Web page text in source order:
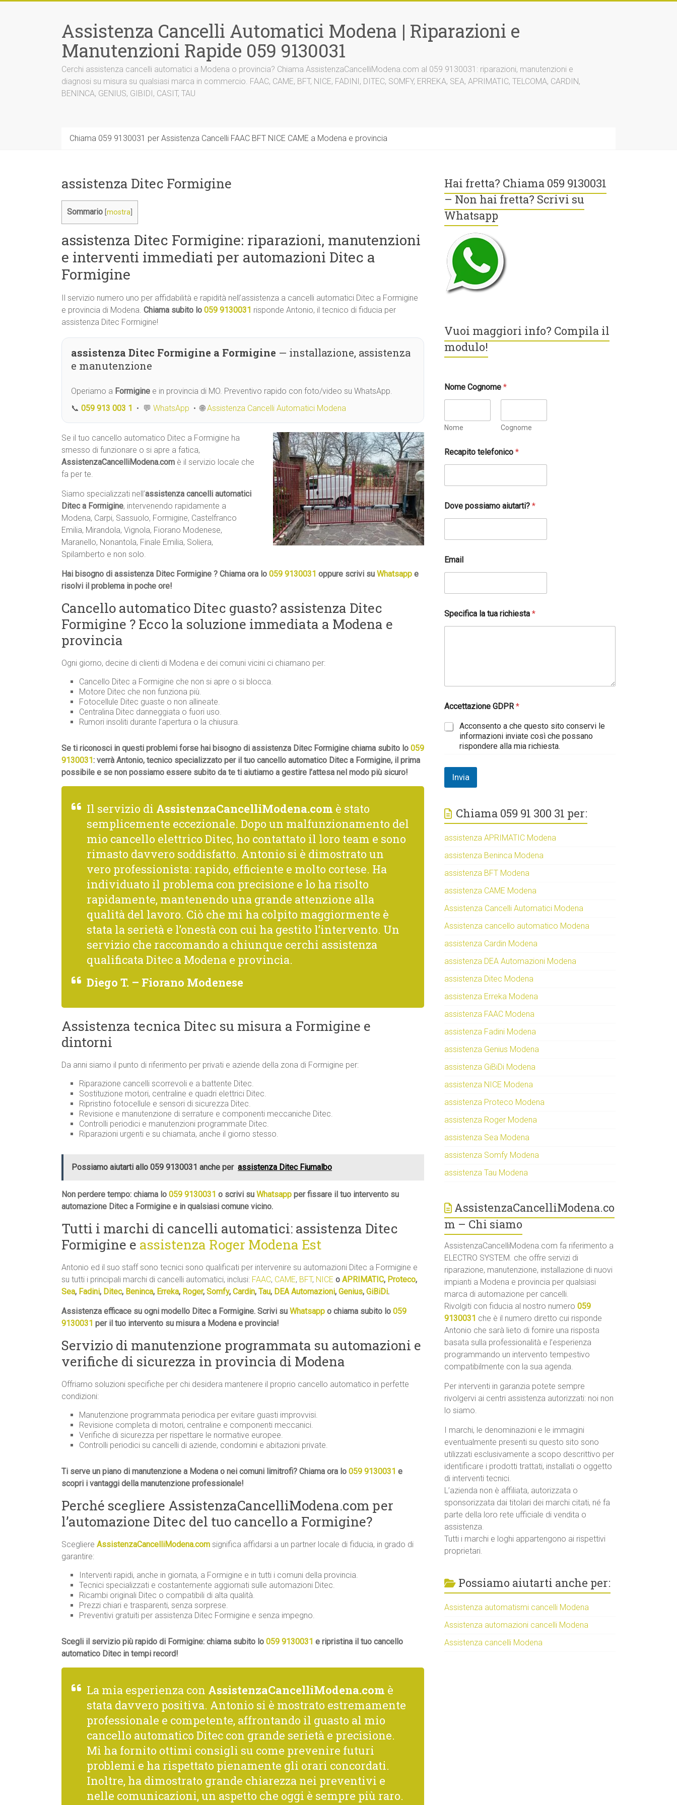
Assistenza Cancelli Automatici Modena | Riparazioni e
Manutenzioni Rapide 059 9130031
Cerchi assistenza cancelli automatici a Modena o provincia? Chiama AssistenzaCancelliModena.com al 059 9130031: riparazioni, manutenzioni e
diagnosi su misura su qualsiasi marca in commercio. FAAC, CAME, BFT, NICE, FADINI, DITEC, SOMFY, ERREKA, SEA, APRIMATIC, TELCOMA, CARDIN,
BENINCA, GENIUS, GIBIDI, CASIT, TAU
Chiama 059 9130031 per Assistenza Cancelli FAAC BFT NICE CAME a Modena e provincia
assistenza Ditec Formigine
Sommario mostra
assistenza Ditec Formigine: riparazioni, manutenzioni
e interventi immediati per automazioni Ditec a
Formigine
Il servizio numero uno per affidabilità e rapidità nell’assistenza a cancelli automatici Ditec a Formigine
e provincia di Modena. Chiama subito lo 059 9130031 risponde Antonio, il tecnico di fiducia per
assistenza Ditec Formigine!
assistenza Ditec Formigine a Formigine — installazione, assistenza
e manutenzione
Operiamo a Formigine e in provincia di MO. Preventivo rapido con foto/video su WhatsApp.
📞 059 913 003 1 • 💬 WhatsApp • 🌐Assistenza Cancelli Automatici Modena
Se il tuo cancello automatico Ditec a Formigine ha
smesso di funzionare o si apre a fatica,
AssistenzaCancelliModena.com è il servizio locale che
fa per te.
Siamo specializzati nell’assistenza cancelli automatici
Ditec a Formigine, intervenendo rapidamente a
Modena, Carpi, Sassuolo, Formigine, Castelfranco
Emilia, Mirandola, Vignola, Fiorano Modenese,
Maranello, Nonantola, Finale Emilia, Soliera,
Spilamberto e non solo.
Hai bisogno di assistenza Ditec Formigine ? Chiama ora lo 059 9130031 oppure scrivi su Whatsapp e
risolvi il problema in poche ore!
Cancello automatico Ditec guasto? assistenza Ditec
Formigine ? Ecco la soluzione immediata a Modena e
provincia
Ogni giorno, decine di clienti di Modena e dei comuni vicini ci chiamano per:
Cancello Ditec a Formigine che non si apre o si blocca.
Motore Ditec che non funziona più.
Fotocellule Ditec guaste o non allineate.
Centralina Ditec danneggiata o fuori uso.
Rumori insoliti durante l’apertura o la chiusura.
Se ti riconosci in questi problemi forse hai bisogno di assistenza Ditec Formigine chiama subito lo 059
9130031 : verrà Antonio, tecnico specializzato per il tuo cancello automatico Ditec a Formigine, il prima
possibile e se non possiamo essere subito da te ti aiutiamo a gestire l’attesa nel modo più sicuro!
Il servizio di AssistenzaCancelliModena.com è stato
semplicemente eccezionale. Dopo un malfunzionamento del
mio cancello elettrico Ditec, ho contattato il loro team e sono
rimasto davvero soddisfatto. Antonio si è dimostrato un
vero professionista: rapido, efficiente e molto cortese. Ha
individuato il problema con precisione e lo ha risolto
rapidamente, mantenendo una grande attenzione alla
qualità del lavoro. Ciò che mi ha colpito maggiormente è
stata la serietà e l’onestà con cui ha gestito l’intervento. Un
servizio che raccomando a chiunque cerchi assistenza
qualificata Ditec a Modena e provincia.
Diego T. – Fiorano Modenese
Assistenza tecnica Ditec su misura a Formigine e
dintorni
Da anni siamo il punto di riferimento per privati e aziende della zona di Formigine per:
Riparazione cancelli scorrevoli e a battente Ditec.
Sostituzione motori, centraline e quadri elettrici Ditec.
Ripristino fotocellule e sensori di sicurezza Ditec.
Revisione e manutenzione di serrature e componenti meccaniche Ditec.
Controlli periodici e manutenzioni programmate Ditec.
Riparazioni urgenti e su chiamata, anche il giorno stesso.
Possiamo aiutarti allo 059 9130031 anche per assistenza Ditec Fiumalbo
Non perdere tempo: chiama lo 059 9130031 o scrivi su Whatsapp per fissare il tuo intervento su
automazione Ditec a Formigine e in qualsiasi comune vicino.
Tutti i marchi di cancelli automatici: assistenza Ditec
Formigine e assistenza Roger Modena Est
Antonio ed il suo staff sono tecnici sono qualificati per intervenire su automazioni Ditec a Formigine e
su tutti i principali marchi di cancelli automatici, inclusi: FAAC, CAME, BFT, NICE o APRIMATIC, Proteco,
Sea, Fadini, Ditec, Beninca, Erreka, Roger, Somfy, Cardin, Tau, DEA Automazioni, Genius, GiBiDi.
Assistenza efficace su ogni modello Ditec a Formigine. Scrivi su Whatsapp o chiama subito lo 059
9130031 per il tuo intervento su misura a Modena e provincia!
Servizio di manutenzione programmata su automazioni e
verifiche di sicurezza in provincia di Modena
Offriamo soluzioni specifiche per chi desidera mantenere il proprio cancello automatico in perfette
condizioni:
Manutenzione programmata periodica per evitare guasti improvvisi.
Revisione completa di motori, centraline e componenti meccanici.
Verifiche di sicurezza per rispettare le normative europee.
Controlli periodici su cancelli di aziende, condomini e abitazioni private.
Ti serve un piano di manutenzione a Modena o nei comuni limitrofi? Chiama ora lo 059 9130031 e
scopri i vantaggi della manutenzione professionale!
Perché scegliere AssistenzaCancelliModena.com per
l’automazione Ditec del tuo cancello a Formigine?
Scegliere AssistenzaCancelliModena.com significa affidarsi a un partner locale di fiducia, in grado di
garantire:
Interventi rapidi, anche in giornata, a Formigine e in tutti i comuni della provincia.
Tecnici specializzati e costantemente aggiornati sulle automazioni Ditec.
Ricambi originali Ditec o compatibili di alta qualità.
Prezzi chiari e trasparenti, senza sorprese.
Preventivi gratuiti per assistenza Ditec Formigine e senza impegno.
Scegli il servizio più rapido di Formigine: chiama subito lo 059 9130031 e ripristina il tuo cancello
automatico Ditec in tempi record!
La mia esperienza con AssistenzaCancelliModena.com è
stata davvero positiva. Antonio si è mostrato estremamente
professionale e competente, affrontando il guasto al mio
cancello automatico Ditec con grande serietà e precisione.
Mi ha fornito ottimi consigli su come prevenire futuri
problemi e ha rispettato pienamente gli orari concordati.
Inoltre, ha dimostrato grande chiarezza nei preventivi e
nelle comunicazioni, un aspetto che oggi è sempre più raro.
Hai fretta? Chiama 059 9130031
– Non hai fretta? Scrivi su
Whatsapp
Vuoi maggiori info? Compila il
modulo!
Nome Cognome*
Nome Cognome
Recapito telefonico*
a
a
u
a
r
t
?
Dove possiamo aiutarti?*
Email
Specifica la tua richiesta*
Accettazione GDPR*
Acconsento a che questo sito conservi le
informazioni inviate così che possano
rispondere alla mia richiesta.
Invia
Chiama 059 91 300 31 per:
assistenza APRIMATIC Modena
assistenza Beninca Modena
assistenza BFT Modena
assistenza CAME Modena
Assistenza Cancelli Automatici Modena
Assistenza cancello automatico Modena
assistenza Cardin Modena
assistenza DEA Automazioni Modena
assistenza Ditec Modena
assistenza Erreka Modena
assistenza FAAC Modena
assistenza Fadini Modena
assistenza Genius Modena
assistenza GiBiDi Modena
assistenza NICE Modena
assistenza Proteco Modena
assistenza Roger Modena
assistenza Sea Modena
assistenza Somfy Modena
assistenza Tau Modena
AssistenzaCancelliModena.co
m – Chi siamo
AssistenzaCancelliModena.com fa riferimento a
ELECTRO SYSTEM. che offre servizi di
riparazione, manutenzione, installazione di nuovi
impianti a Modena e provincia per qualsiasi
marca di automazione per cancelli.
Rivolgiti con fiducia al nostro numero059
9130031 che è il numero diretto cui risponde
Antonio che sarà lieto di fornire una risposta
basata sulla professionalità e l’esperienza
programmando un intervento tempestivo
compatibilmente con la sua agenda.
Per interventi in garanzia potete sempre
rivolgervi ai centri assistenza autorizzati: noi non
lo siamo.
I marchi, le denominazioni e le immagini
eventualmente presenti su questo sito sono
utilizzati esclusivamente a scopo descrittivo per
identificare i prodotti trattati, installati o oggetto
di interventi tecnici.
L’azienda non è affiliata, autorizzata o
sponsorizzata dai titolari dei marchi citati, né fa
parte della loro rete ufficiale di vendita o
assistenza.
Tutti i marchi e loghi appartengono ai rispettivi
proprietari.
Possiamo aiutarti anche per:
Assistenza automatismi cancelli Modena
Assistenza automazioni cancelli Modena
Assistenza cancelli Modena